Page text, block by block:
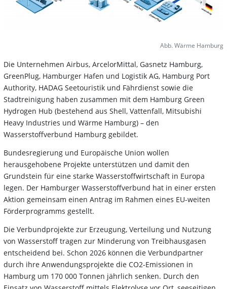
Die Unternehmen Airbus, ArcelorMittal, Gasnetz Hamburg,
GreenPlug, Hamburger Hafen und Logistik AG, Hamburg Port
Authority, HADAG Seetouristik und Fährdienst sowie die
Stadtreinigung haben zusammen mit dem Hamburg Green
Hydrogen Hub (bestehend aus Shell, Vattenfall, Mitsubishi
Heavy Industries und Wärme Hamburg) – den
Wasserstoffverbund Hamburg gebildet.
Bundesregierung und Europäische Union wollen
herausgehobene Projekte unterstützen und damit den
Grundstein für eine starke Wasserstoffwirtschaft in Europa
legen. Der Hamburger Wasserstoffverbund hat in einer ersten
Aktion gemeinsam einen Antrag im Rahmen eines EU-weiten
Förderprogramms gestellt.
Die Verbundprojekte zur Erzeugung, Verteilung und Nutzung
von Wasserstoff tragen zur Minderung von Treibhausgasen
entscheidend bei. Schon 2026 können die Verbundpartner
durch ihre Anwendungsprojekte die CO2-Emissionen in
Hamburg um 170 000 Tonnen jährlich senken. Durch den
Abb. Wärme Hamburg